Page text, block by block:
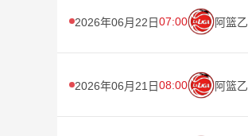
2026年06月22日07:00 阿篮乙
2026年06月21日08:00 阿篮乙